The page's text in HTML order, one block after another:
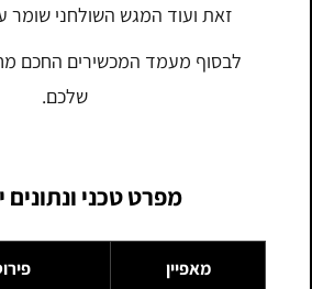
זאת ועוד המגש השולחני שומר
לבסוף מעמד המכשירים החכם
שלכם.
מפרט טכני ונתונים
מאפיין